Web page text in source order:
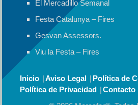
El Mercadillo Semanal
Festa Catalunya – Fires
Gesvan Assessors.
Viu la Festa – Fires
Inicio Aviso Legal
Política de
Política de Privacidad
Contacto